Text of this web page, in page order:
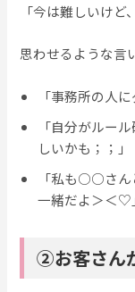
「今は難しいけ
思わせるような言
「事務所の人
「自分がルー
しいかも；；」
「私も○○さん
一緒だよ＞＜
②お客さん